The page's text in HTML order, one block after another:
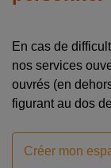
En cas de
nos services
ouvrés (en
figurant au dos
Créer mon